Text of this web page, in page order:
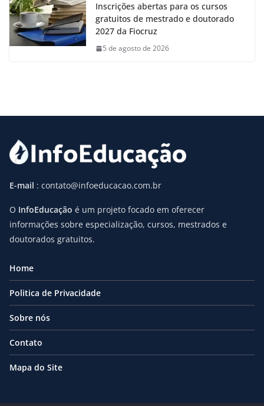
Inscrições abertas para os cursos
gratuitos de mestrado e doutorado
2027 da Fiocruz
5 de agosto de 2026
E-mail : contato@infoeducacao.com.br
O InfoEducação é um projeto focado em oferecer
informações sobre especialização, cursos, mestrados e
doutorados gratuitos.
Home
Politica de Privacidade
Sobre nós
Contato
Mapa do Site